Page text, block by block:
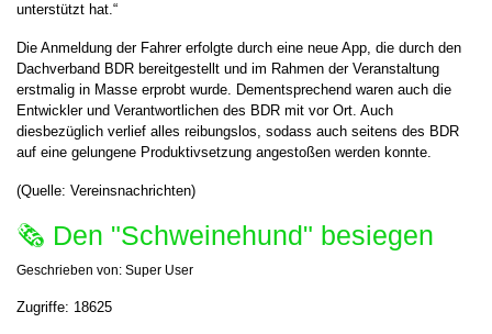
unterstützt hat.“
Die Anmeldung der Fahrer erfolgte durch eine neue App, die durch den
Dachverband BDR bereitgestellt und im Rahmen der Veranstaltung
erstmalig in Masse erprobt wurde. Dementsprechend waren auch die
Entwickler und Verantwortlichen des BDR mit vor Ort. Auch
diesbezüglich verlief alles reibungslos, sodass auch seitens des BDR
auf eine gelungene Produktivsetzung angestoßen werden konnte.
(Quelle: Vereinsnachrichten)
🗞 Den "Schweinehund" besiegen
Geschrieben von: Super User
Zugriffe: 18625